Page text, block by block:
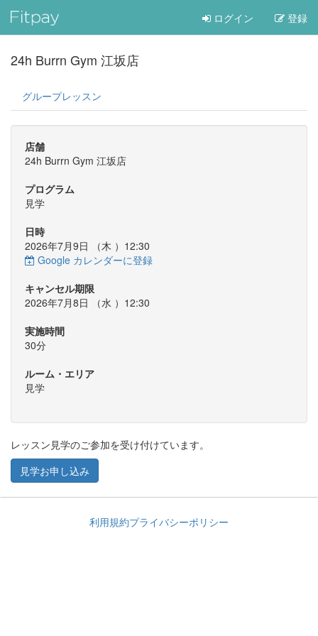
ログイン 登録
24h Burrn Gym 江坂店
グループレッスン
店舗
24h Burrn Gym 江坂店
プログラム
見学
日時
2026年7月9日 （木 ）12:30
Google カレンダーに登録
キャンセル期限
2026年7月8日 （水 ）12:30
実施時間
30分
ルーム・エリア
見学
レッスン見学のご参加を受け付けています。
見学お申し込み
利用規約プライバシーポリシー